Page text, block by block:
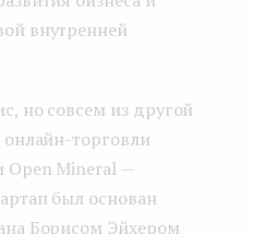
внутренней
но совсем из другой
торговли
Open Mineral —
был основан
Борисом Эйхером